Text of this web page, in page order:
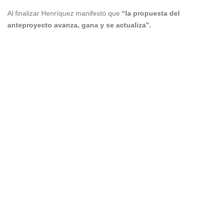
Al finalizar Henríquez manifestó que “la propuesta del
anteproyecto avanza, gana y se actualiza”.